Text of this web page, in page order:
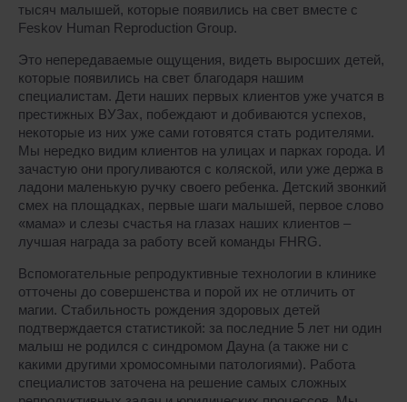
тысяч малышей, которые появились на свет вместе с
Feskov Human Reproduction Group.
Это непередаваемые ощущения, видеть выросших детей,
которые появились на свет благодаря нашим
специалистам. Дети наших первых клиентов уже учатся в
престижных ВУЗах, побеждают и добиваются успехов,
некоторые из них уже сами готовятся стать родителями.
Мы нередко видим клиентов на улицах и парках города. И
зачастую они прогуливаются с коляской, или уже держа в
ладони маленькую ручку своего ребенка. Детский звонкий
смех на площадках, первые шаги малышей, первое слово
«мама» и слезы счастья на глазах наших клиентов –
лучшая награда за работу всей команды FHRG.
Вспомогательные репродуктивные технологии в клинике
отточены до совершенства и порой их не отличить от
магии. Стабильность рождения здоровых детей
подтверждается статистикой: за последние 5 лет ни один
малыш не родился с синдромом Дауна (а также ни с
какими другими хромосомными патологиями). Работа
специалистов заточена на решение самых сложных